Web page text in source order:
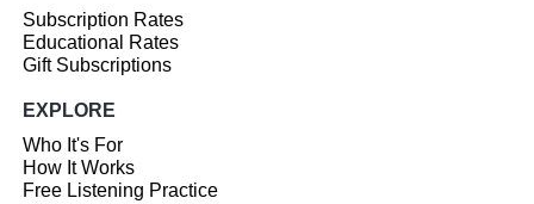
Subscription Rates
Educational Rates
Gift Subscriptions
EXPLORE
Who It's For
How It Works
Free Listening Practice